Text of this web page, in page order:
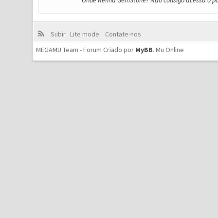
Subir Lite mode
Contate-nos
MEGAMU Team - Forum Criado por MyBB.Mu Online